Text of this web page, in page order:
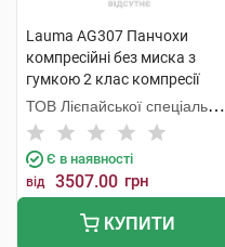
Lauma AG307 Панчохи
компресійні без миска з
гумкою 2 клас компресії
колір натуральний розмір 4D
1 пара
ТОВ Лієпайської спеціальної
економічної зони Лаума
Медікал,
Є в наявності
від 3507.00 грн
КУПИТИ